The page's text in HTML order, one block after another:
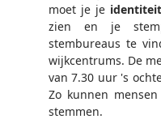
moet je je
zien en je
stembureaus te
wijkcentrums. De
van 7.30 uur 's
Zo kunnen
stemmen.